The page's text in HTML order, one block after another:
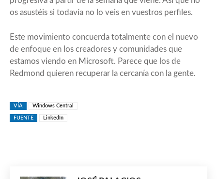
os asustéis si todavía no lo veis en vuestros perfiles.
Este movimiento concuerda totalmente con el nuevo
de enfoque en los creadores y comunidades que
estamos viendo en Microsoft. Parece que los de
Redmond quieren recuperar la cercanía con la gente.
VÍA Windows Central
FUENTE LinkedIn